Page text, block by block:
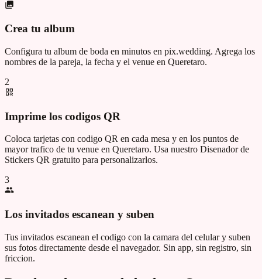
Crea tu album
Configura tu album de boda en minutos en pix.wedding. Agrega los
nombres de la pareja, la fecha y el venue en Queretaro.
2
Imprime los codigos QR
Coloca tarjetas con codigo QR en cada mesa y en los puntos de
mayor trafico de tu venue en Queretaro. Usa nuestro Disenador de
Stickers QR gratuito para personalizarlos.
3
Los invitados escanean y suben
Tus invitados escanean el codigo con la camara del celular y suben
sus fotos directamente desde el navegador. Sin app, sin registro, sin
friccion.